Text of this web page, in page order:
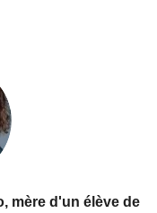
mère d'un élève de